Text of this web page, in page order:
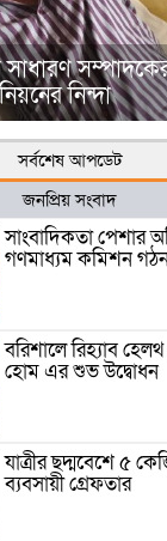
সাধারণ
নিন্দা
সর্বশেষ আপডেট
জনপ্রিয় সংবাদ
সাংবাদিকতা পেশার
গণমাধ্যম কমিশন
বরিশালে রিহ্যাব হেলথ
হোম এর শুভ উদ্বোধন
যাত্রীর ছদ্মবেশে ৫
ব্যবসায়ী গ্রেফতার